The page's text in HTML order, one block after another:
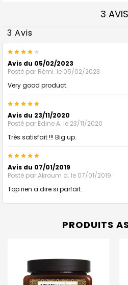
3 AVIS
3 Avis
Avis du 05/02/2023
Posté par Rémi. le 05/02/2023
Very good product.
5
Avis du 23/11/2020
Posté par Edine A. le 23/11/2020
Très satisfait !!! Big up.
5
Avis du 07/01/2019
Posté parAkroum a. le 07/01/2019
Top rien a dire si parfait.
PRODUITS